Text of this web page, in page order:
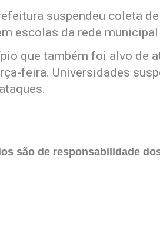
suspendeu coleta
escolas da rede
que também foi alvo de
feira. Universidades
são de responsabilidade